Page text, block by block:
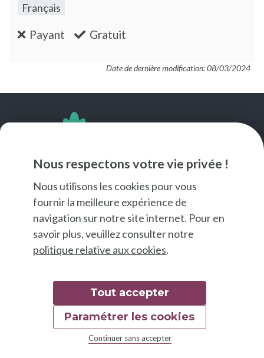
Nous respectons votre vie privée !
Nous utilisons les cookies pour vous
fournir la meilleure expérience de
navigation sur notre site internet. Pour en
savoir plus, veuillez consulter notre
politique relative aux cookies.
Tout accepter
Continuer sans accepter
Paramétrer les cookies
Français
Payant :non Gratuit
Date de dernière modification: 08/03/2024
© 2026 Good Food
Mentions légales